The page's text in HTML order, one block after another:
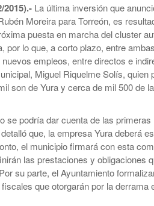
2015).- La última inversión que
Moreira para Torreón, es
puesta en marcha del cluster
por lo que, a corto plazo, entre
empleos, entre directos e
Miguel Riquelme Solís, quien
son de Yura y cerca de mil 500 de
se podría dar cuenta de las primeras
que, la empresa Yura deberá
el municipio firmará con esta
las prestaciones y obligaciones
su parte, el Ayuntamiento
que otorgarán por la derrama